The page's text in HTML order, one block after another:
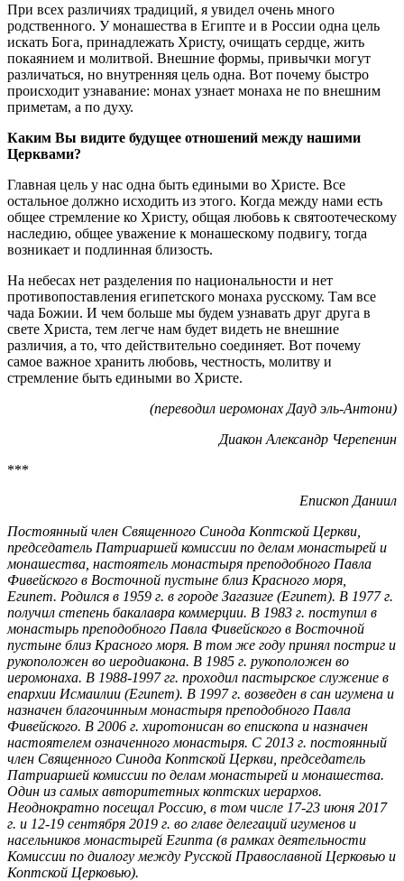
При всех различиях традиций, я увидел очень много
родственного. У монашества в Египте и в России одна цель
искать Бога, принадлежать Христу, очищать сердце, жить
покаянием и молитвой. Внешние формы, привычки могут
различаться, но внутренняя цель одна. Вот почему быстро
происходит узнавание: монах узнает монаха не по внешним
приметам, а по духу.
Каким Вы видите будущее отношений между нашими
Церквами?
Главная цель у нас одна быть едиными во Христе. Все
остальное должно исходить из этого. Когда между нами есть
общее стремление ко Христу, общая любовь к святоотеческому
наследию, общее уважение к монашескому подвигу, тогда
возникает и подлинная близость.
На небесах нет разделения по национальности и нет
противопоставления египетского монаха русскому. Там все
чада Божии. И чем больше мы будем узнавать друг друга в
свете Христа, тем легче нам будет видеть не внешние
различия, а то, что действительно соединяет. Вот почему
самое важное хранить любовь, честность, молитву и
стремление быть едиными во Христе.
(переводил иеромонах Дауд эль-Антони)
Диакон Александр Черепенин
***
Епископ Даниил
Постоянный член Священного Синода Коптской Церкви,
председатель Патриаршей комиссии по делам монастырей и
монашества, настоятель монастыря преподобного Павла
Фивейского в Восточной пустыне близ Красного моря,
Египет. Родился в 1959 г. в городе Загазиге (Египет). В 1977 г.
получил степень бакалавра коммерции. В 1983 г. поступил в
монастырь преподобного Павла Фивейского в Восточной
пустыне близ Красного моря. В том же году принял постриг и
рукоположен во иеродиакона. В 1985 г. рукоположен во
иеромонаха. В 1988-1997 гг. проходил пастырское служение в
епархии Исмаилии (Египет). В 1997 г. возведен в сан игумена и
назначен благочинным монастыря преподобного Павла
Фивейского. В 2006 г. хиротонисан во епископа и назначен
настоятелем означенного монастыря. С 2013 г. постоянный
член Священного Синода Коптской Церкви, председатель
Патриаршей комиссии по делам монастырей и монашества.
Один из самых авторитетных коптских иерархов.
Неоднократно посещал Россию, в том числе 17-23 июня 2017
г. и 12-19 сентября 2019 г. во главе делегаций игуменов и
насельников монастырей Египта (в рамках деятельности
Комиссии по диалогу между Русской Православной Церковью и
Коптской Церковью).